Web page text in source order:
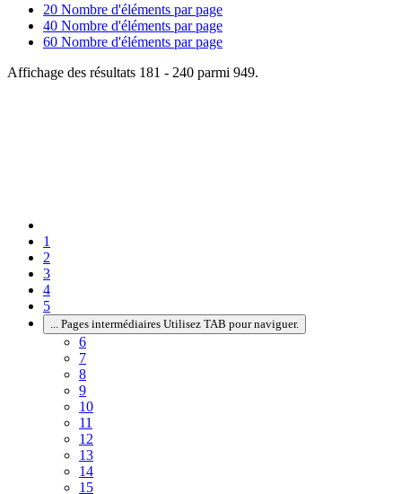
20 Nombre d'éléments par page
40 Nombre d'éléments par page
60 Nombre d'éléments par page
Affichage des résultats 181 - 240 parmi 949.
1
2
3
4
5
Pages intermédiaires Utilisez TAB pour naviguer.
6
7
8
9
10
11
12
13
14
15